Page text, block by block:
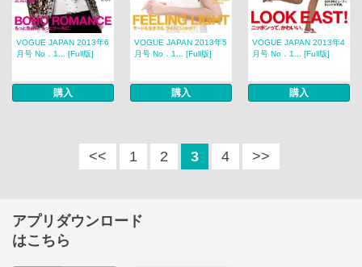
VOGUE JAPAN 2013年6
月号 No．1... [Full版]
購入
VOGUE JAPAN 2013年5
月号 No．1... [Full版]
購入
VOGUE JAPAN 2013年4
月号 No．1... [Full版]
購入
<< 1 2 3 4 >>
アプリダウンロード
はこちら